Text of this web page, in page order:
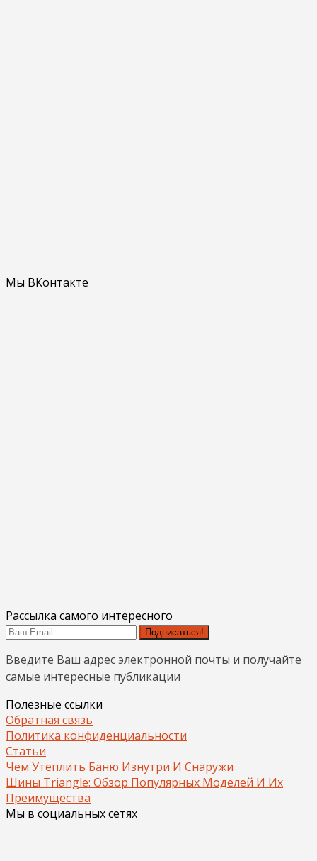
Мы ВКонтакте
Рассылка самого интересного
Подписаться!
Введите Ваш адрес электронной почты и получайте
самые интересные публикации
Полезные ссылки
Обратная связь
Политика конфиденциальности
Статьи
Чем Утеплить Баню Изнутри И Снаружи
Шины Triangle: Обзор Популярных Моделей И Их
Преимущества
Мы в социальных сетях